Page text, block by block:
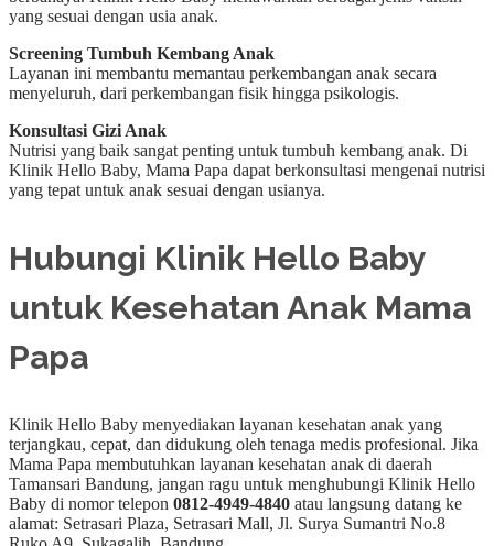
yang sesuai dengan usia anak.
Screening Tumbuh Kembang Anak
Layanan ini membantu memantau perkembangan anak secara
menyeluruh, dari perkembangan fisik hingga psikologis.
Konsultasi Gizi Anak
Nutrisi yang baik sangat penting untuk tumbuh kembang anak. Di
Klinik Hello Baby, Mama Papa dapat berkonsultasi mengenai nutrisi
yang tepat untuk anak sesuai dengan usianya.
Hubungi Klinik Hello Baby
untuk Kesehatan Anak Mama
Papa
Klinik Hello Baby menyediakan layanan kesehatan anak yang
terjangkau, cepat, dan didukung oleh tenaga medis profesional. Jika
Mama Papa membutuhkan layanan kesehatan anak di daerah
Tamansari Bandung, jangan ragu untuk menghubungi Klinik Hello
Baby di nomor telepon 0812-4949-4840 atau langsung datang ke
alamat: Setrasari Plaza, Setrasari Mall, Jl. Surya Sumantri No.8